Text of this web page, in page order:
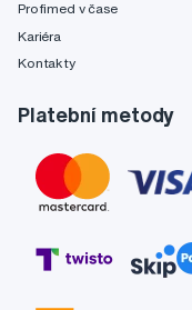
Profimed v čase
Kariéra
Kontakty
Platební metody